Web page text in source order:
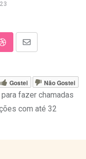
StumbleUpon
Share
Email
Gostei Não Gostei
fazer chamadas
com até 32